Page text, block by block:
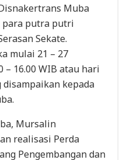
Muba
para putra putri
Sekate.
mulai 21 – 27
– 16.00 WIB atau hari
kepada
Mursalin
realisasi Perda
Pengembangan dan